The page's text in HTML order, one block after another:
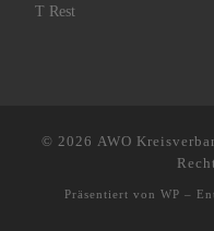
T Rest
© 2026 AWO
Präsentiert von WP –